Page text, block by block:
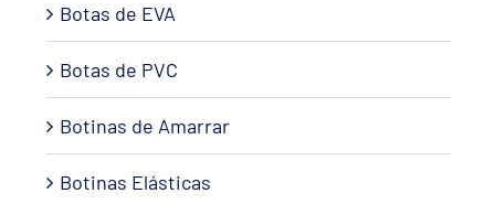
Botas de EVA
Botas de PVC
Botinas de Amarrar
Botinas Elásticas